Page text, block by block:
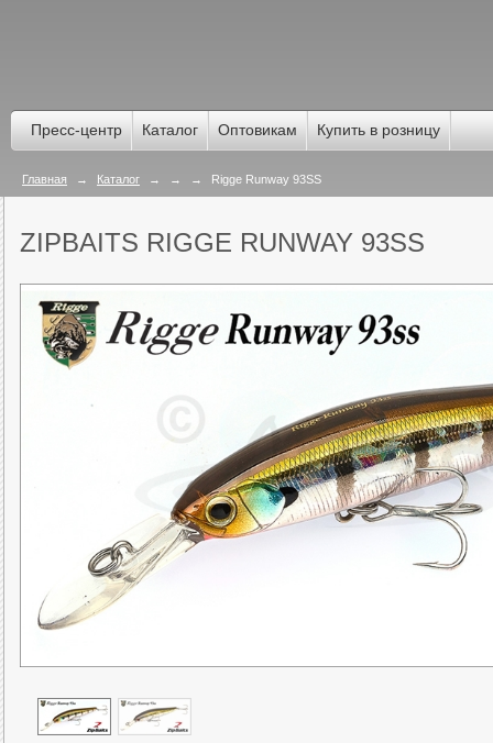
Пресс-центр Каталог Оптовикам Купить в розницу
Главная → Каталог → → → Rigge Runway 93SS
ZIPBAITS RIGGE RUNWAY 93SS